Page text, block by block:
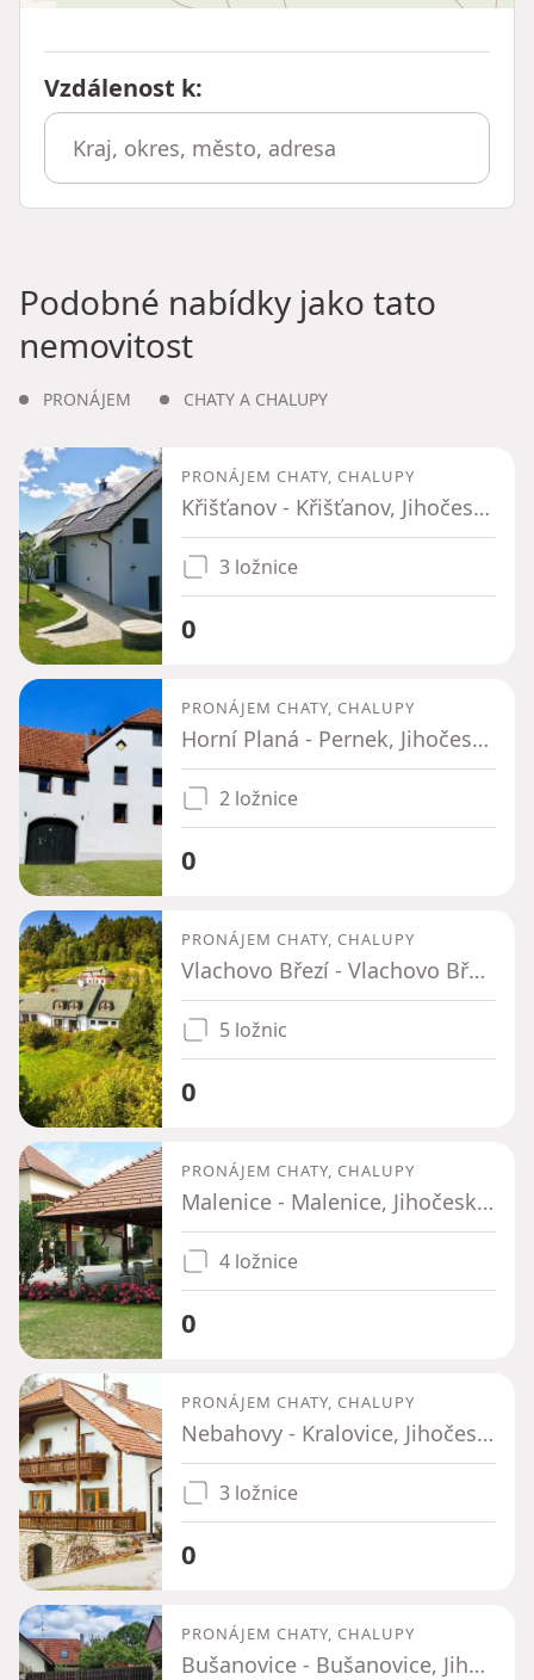
Vzdálenost k:
Podobné nabídky jako tato
nemovitost
PRONÁJEM CHATY A CHALUPY
PRONÁJEM CHATY, CHALUPY
Křišťanov - Křišťanov, Jihočeský kraj
3 ložnice
0
PRONÁJEM CHATY, CHALUPY
Horní Planá - Pernek, Jihočeský kraj
2 ložnice
0
PRONÁJEM CHATY, CHALUPY
Vlachovo Březí - Vlachovo Březí, Jihočeský kraj
5 ložnic
0
PRONÁJEM CHATY, CHALUPY
Malenice - Malenice, Jihočeský kraj
4 ložnice
0
PRONÁJEM CHATY, CHALUPY
Nebahovy - Kralovice, Jihočeský kraj
3 ložnice
0
PRONÁJEM CHATY, CHALUPY
Bušanovice - Bušanovice, Jihočeský kraj